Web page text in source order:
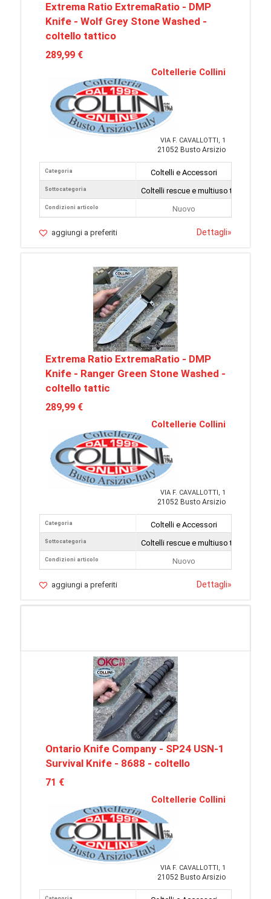
Extrema Ratio ExtremaRatio - DMP
Knife - Wolf Grey Stone Washed -
coltello tattico
289,99 €
Coltellerie Collini
VIA F. CAVALLOTTI, 1
21052 Busto Arsizio
Categoria
Sottocategoria
Condizioni articolo
Coltelli e Accessori
Coltelli rescue e multiuso tattici
Nuovo
aggiungi a preferiti Dettagli»
Extrema Ratio ExtremaRatio - DMP
Knife - Ranger Green Stone Washed -
coltello tattic
289,99 €
Coltellerie Collini
VIA F. CAVALLOTTI, 1
21052 Busto Arsizio
Categoria
Sottocategoria
Condizioni articolo
Coltelli e Accessori
Coltelli rescue e multiuso tattici
Nuovo
aggiungi a preferiti Dettagli»
Ontario Knife Company - SP24 USN-1
Survival Knife - 8688 - coltello
71 €
Coltellerie Collini
VIA F. CAVALLOTTI, 1
21052 Busto Arsizio